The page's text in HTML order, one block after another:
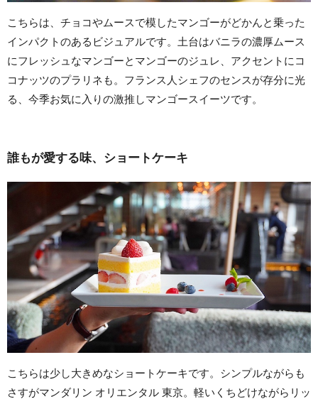
こちらは、チョコやムースで模したマンゴーがどかんと乗った
インパクトのあるビジュアルです。土台はバニラの濃厚ムース
にフレッシュなマンゴーとマンゴーのジュレ、アクセントにコ
コナッツのプラリネも。フランス人シェフのセンスが存分に光
る、今季お気に入りの激推しマンゴースイーツです。
誰もが愛する味、ショートケーキ
こちらは少し大きめなショートケーキです。シンプルながらも
さすがマンダリン オリエンタル 東京。軽いくちどけながらリッ